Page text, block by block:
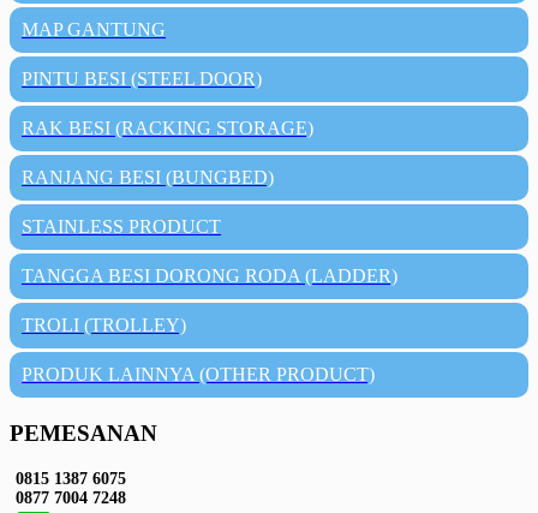
MAP GANTUNG
PINTU BESI (STEEL DOOR)
RAK BESI (RACKING STORAGE)
RANJANG BESI (BUNGBED)
STAINLESS PRODUCT
TANGGA BESI DORONG RODA (LADDER)
TROLI (TROLLEY)
PRODUK LAINNYA (OTHER PRODUCT)
PEMESANAN
0815 1387 6075
0877 7004 7248